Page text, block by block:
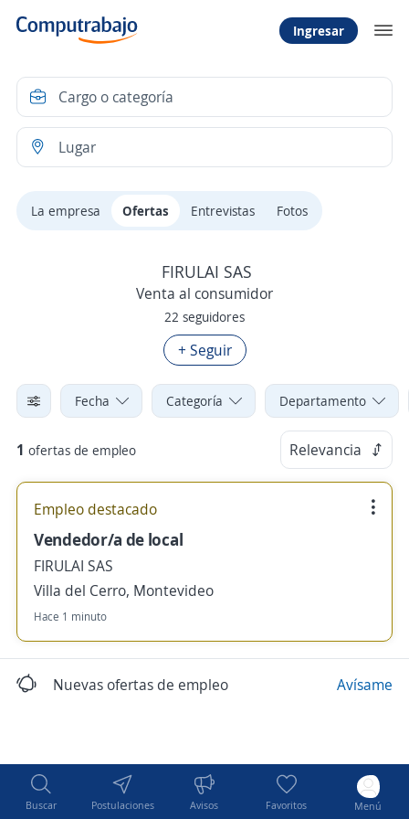
Ingresar
Buscar Postulaciones Avisos Favoritos Menú
La empresa Ofertas Entrevistas Fotos
FIRULAI SAS
Venta al consumidor
22 seguidores
+ Seguir
Fecha Categoría Departamento
1 ofertas de empleo Relevancia
Empleo destacado
Vendedor/a de local
FIRULAI SAS
Villa del Cerro, Montevideo
Hace 1 minuto
Nuevas ofertas de empleo Avísame